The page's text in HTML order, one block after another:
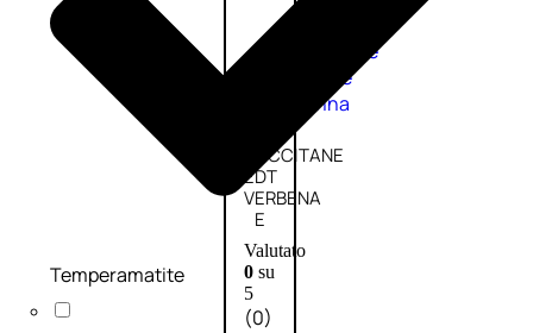
Fragranze
Nature
Donna
L’OCCITANE
EDT
VERBENA
E
Valutato
0su
5
(0)
Temperamatite